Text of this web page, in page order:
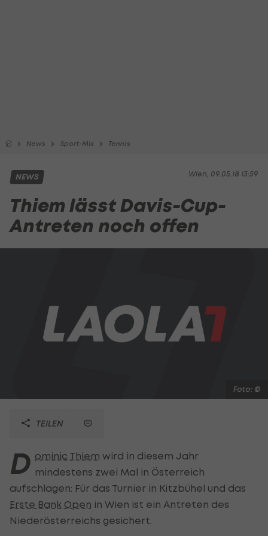
News Sport-Mix Tennis
Wien, 09.05.18 13:59
NEWS
Thiem lässt Davis-Cup-
Antreten noch offen
Foto: ©
TEILEN
D ominic Thiem wird in diesem Jahr
mindestens zwei Mal in Österreich
aufschlagen: Für das Turnier in Kitzbühel und das
Erste Bank Open in Wien ist ein Antreten des
Niederösterreichs gesichert.